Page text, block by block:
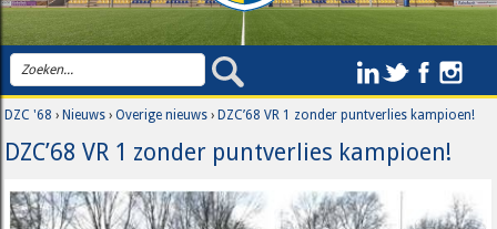
DZC '68 ›Nieuws ›Overige nieuws ›DZC’68 VR 1 zonder puntverlies kampioen!
DZC’68 VR 1 zonder puntverlies kampioen!